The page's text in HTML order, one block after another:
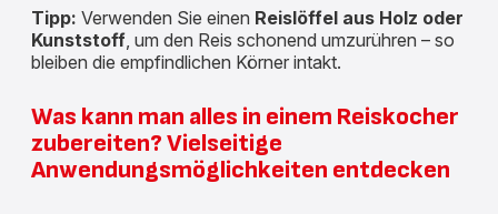
Tipp: Verwenden Sie einen Reislöffel aus Holz oder
Kunststoff, um den Reis schonend umzurühren – so
bleiben die empfindlichen Körner intakt.
Was kann man alles in einem Reiskocher
zubereiten? Vielseitige
Anwendungsmöglichkeiten entdecken